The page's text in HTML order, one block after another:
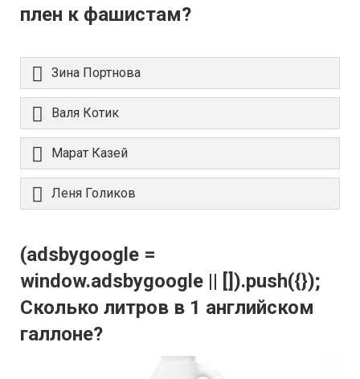
плен к фашистам?
Зина Портнова
Валя Котик
Марат Казей
Леня Голиков
(adsbygoogle =
window.adsbygoogle || []).push({});
Сколько литров в 1 английском
галлоне?